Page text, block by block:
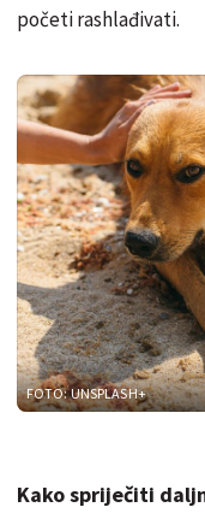
početi rashlađivati.
FOTO: UNSPLASH+
Kako spriječiti